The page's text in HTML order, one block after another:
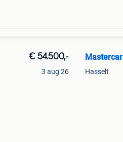
€ 54.500,-
3 aug 26
Mastercar
Hasselt